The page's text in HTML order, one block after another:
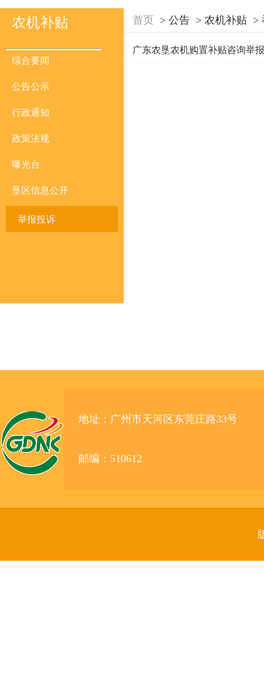
农机补贴
综合要闻
公告公示
行政通知
政策法规
曝光台
垦区信息公开
举报投诉
首页 > 公告 > 农机补贴 >
广东农垦农机购置补贴咨询举
地址：广州市天河区东莞庄路33号
邮编：510612